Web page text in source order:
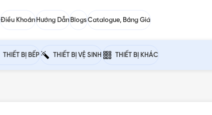
Điều Khoản Hướng Dẫn BlogsCatalogue, Bảng Giá
THIẾT BỊ BẾP THIẾT BỊ VỆ SINH THIẾT BỊ KHÁC